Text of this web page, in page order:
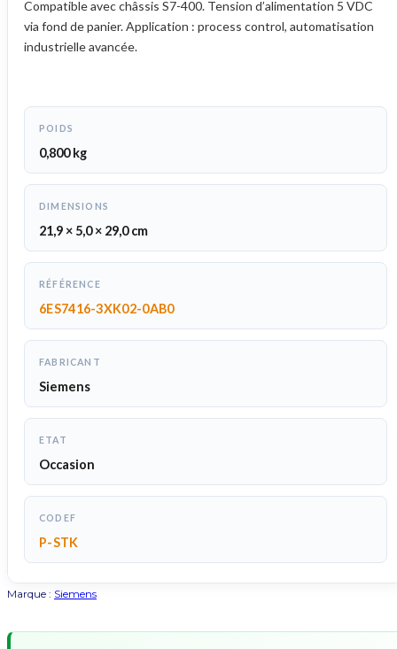
Compatible avec châssis S7-400. Tension d’alimentation 5 VDC
via fond de panier. Application : process control, automatisation
industrielle avancée.
POIDS
0,800 kg
DIMENSIONS
21,9 × 5,0 × 29,0 cm
RÉFÉRENCE
6ES7416-3XK02-0AB0
FABRICANT
Siemens
ETAT
Occasion
CODEF
P-STK
Marque : Siemens